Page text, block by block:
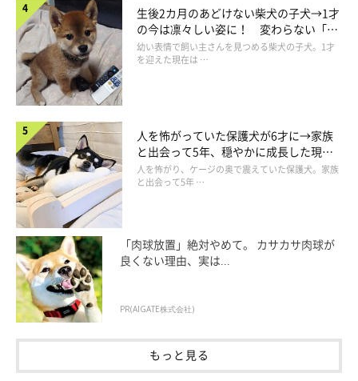
生後2カ月のあどけない柴犬の子犬→1才
の今は凛々しい姿に！ 変わらない「く
りくりおめめ」にもほっこり
幼い表情で飼い主さんを見つめる柴犬の子犬。1才
を迎えた現在は …
人を怖がっていた保護犬が6才に→家族
と出会って5年、穏やかに成長した現在
の姿にグッとくる
人を怖がり、ケージの奥で震えていた保護犬。家族
と出会って5年 …
「肉球放置」絶対やめて。 カサカサ肉球が
良くない理由、実は...
PR(AIGATE株式会社)
もっと見る